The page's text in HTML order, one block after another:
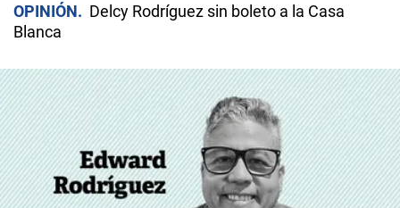
OPINIÓN
Delcy Rodríguez sin boleto a la Casa
Blanca